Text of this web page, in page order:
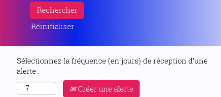
Réinitialiser
Sélectionnez la fréquence (en jours) de réception d’une
alerte :
Créer une alerte